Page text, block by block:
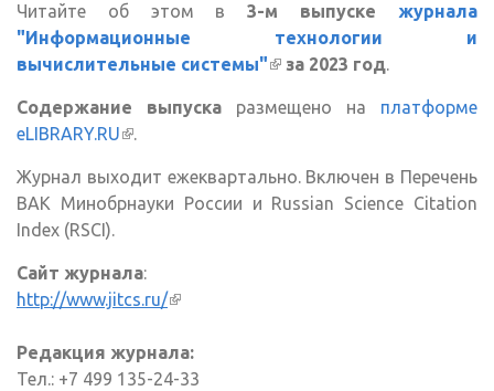
Читайте об этом в3-м выпуске журнала
"Информационные технологии и
вычислительные системы"(внешняя ссылка)
за 2023 год.
Содержание выпуска размещено на платформе
eLIBRARY.RU(внешняя ссылка)
.
Журнал выходит ежеквартально. Включен в Перечень
ВАК Минобрнауки России и Russian Science Citation
Index (RSCI).
Сайт журнала:
http://www.jitcs.ru/(внешняя ссылка)
Редакция журнала:
Тел.: +7 499 135-24-33